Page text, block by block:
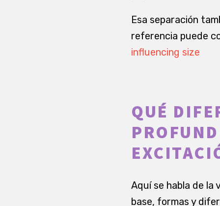
Esa separación
referencia puede
influencing size
QUÉ
Aquí se habla de la
base, formas y